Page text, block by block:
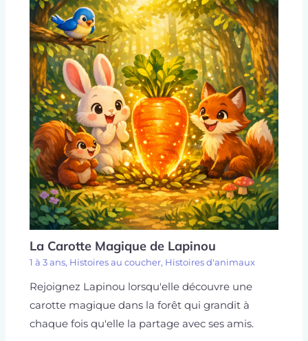
La Carotte Magique de Lapinou
1 à 3 ans, Histoires au coucher, Histoires d'animaux
Rejoignez Lapinou lorsqu'elle découvre une
carotte magique dans la forêt qui grandit à
chaque fois qu'elle la partage avec ses amis.